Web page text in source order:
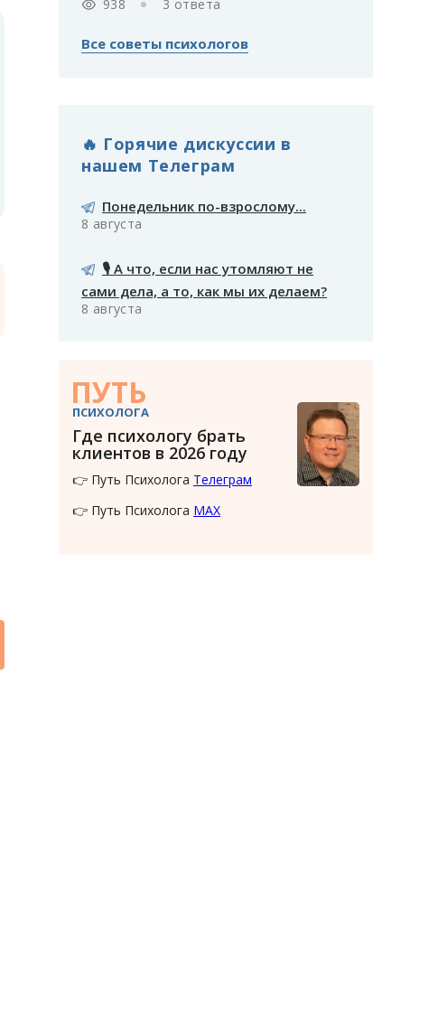
938
3 ответа
Все советы психологов
🔥 Горячие дискуссии в
нашем Телеграм
Понедельник по-взрослому...
8 августа
🎙️ А что, если нас утомляют не
сами дела, а то, как мы их делаем?
8 августа
ПУТЬ
ПСИХОЛОГА
Где психологу брать
клиентов в 2026 году
👉 Путь Психолога Телеграм
👉 Путь Психолога MAX